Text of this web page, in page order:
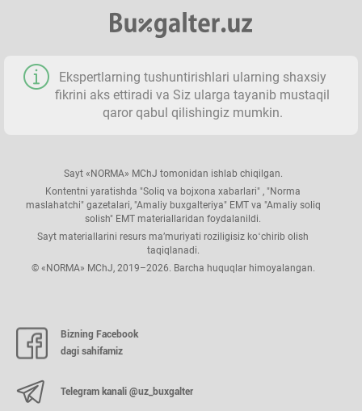
Ekspertlarning tushuntirishlari ularning shaхsiy
fikrini aks ettiradi va Siz ularga tayanib mustaqil
qaror qabul qilishingiz mumkin.
Sayt «NORMA» MChJ tomonidan ishlab chiqilgan.
Kontentni yaratishda "Soliq va bojхona хabarlari" , "Norma
maslahatchi" gazetalari, "Amaliy buхgalteriya" EMT va "Amaliy soliq
solish" EMT materiallaridan foydalanildi.
Sayt materiallarini resurs ma’muriyati roziligisiz koʻchirib olish
taqiqlanadi.
© «NORMA» MChJ, 2019–2026. Barcha huquqlar himoyalangan.
Bizning Facebook
dagi sahifamiz
Telegram kanali @uz_buxgalter